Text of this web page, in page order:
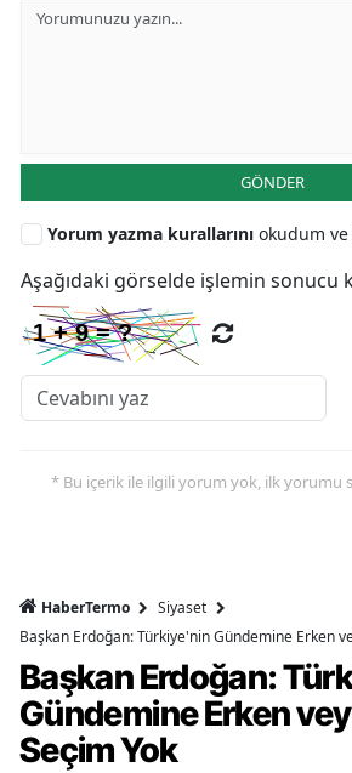
GÖNDER
Yorum yazma kurallarını okudum
Aşağıdaki görselde işlemin sonucu
* Bu içerik ile ilgili yorum yok, ilk yorumu
HaberTermo
Siyaset
Başkan Erdoğan: Türkiye'nin Gündemine Erken
Başkan Erdoğan:
Gündemine Erken
Seçim Yok